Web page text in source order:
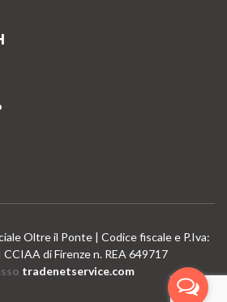
Oltre il Ponte | Codice fiscale e P.Iva:
di Firenze n. REA 649717
tradenetservice.com